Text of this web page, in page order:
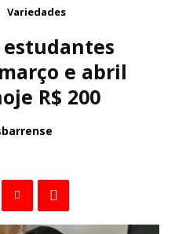
Variedades
estudantes
e abril
R$ 200